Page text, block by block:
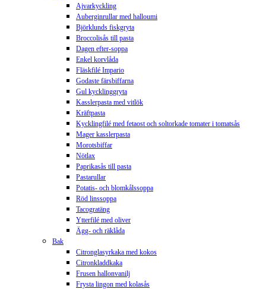
Ajvarkyckling
Auberginrullar med halloumi
Björklunds fiskgryta
Broccolisås till pasta
Dagen efter-soppa
Enkel korvlåda
Fläskfilé Impario
Godaste färsbiffarna
Gul kycklinggryta
Kasslerpasta med vitlök
Kräftpasta
Kycklingfilé med fetaost och soltorkade tomater i tomatsås
Mager kasslerpasta
Morotsbiffar
Nötlax
Paprikasås till pasta
Pastarullar
Potatis- och blomkålssoppa
Röd linssoppa
Tacogratäng
Ytterfilé med oliver
Ägg- och räklåda
Bak
Citronglasyrkaka med kokos
Citronkladdkaka
Frusen hallonvanilj
Frysta lingon med kolasås